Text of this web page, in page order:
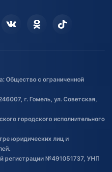
Общество с ограниченной
г. Гомель, ул. Советская,
городского исполнительного
юридических лиц и
регистрации №491051737, УНП